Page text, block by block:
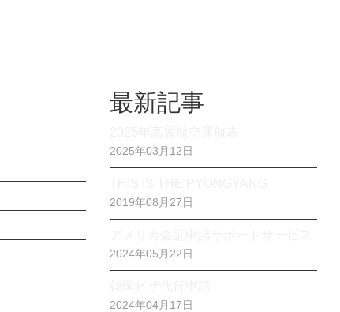
最新記事
2025年03月12日
2019年08月27日
2024年05月22日
2024年04月17日